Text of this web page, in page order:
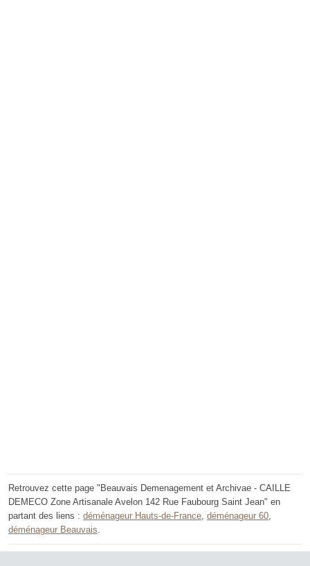
Retrouvez cette page "Beauvais Demenagement et Archivae - CAILLE
DEMECO Zone Artisanale Avelon 142 Rue Faubourg Saint Jean" en
partant des liens : déménageur Hauts-de-France, déménageur 60,
déménageur Beauvais.